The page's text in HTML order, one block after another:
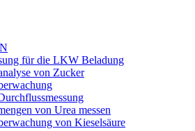
für die LKW Beladung
von Zucker
von Urea messen
von Kieselsäure